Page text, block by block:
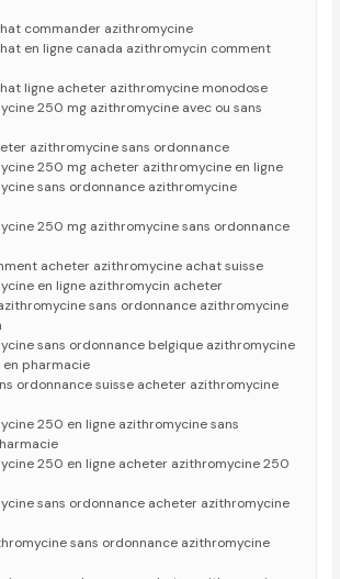
commander azithromycine
en ligne canada azithromycin comment
ligne acheter azithromycine monodose
250 mg azithromycine avec ou sans
azithromycine sans ordonnance
250 mg acheter azithromycine en ligne
sans ordonnance azithromycine
250 mg azithromycine sans ordonnance
acheter azithromycine achat suisse
en ligne azithromycin acheter
sans ordonnance azithromycine
sans ordonnance belgique azithromycine
en pharmacie
ordonnance suisse acheter azithromycine
250 en ligne azithromycine sans
250 en ligne acheter azithromycine 250
sans ordonnance acheter azithromycine
sans ordonnance azithromycine